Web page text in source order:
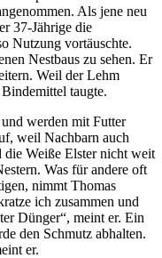
Als jene neu
37-Jährige die
Nutzung vortäuschte.
Nestbaus zu sehen. Er
Weil der Lehm
taugte.
werden mit Futter
weil Nachbarn auch
die Weiße Elster nicht weit
Was für andere oft
nimmt Thomas
ich zusammen und
Dünger“, meint er. Ein
den Schmutz abhalten.
er.